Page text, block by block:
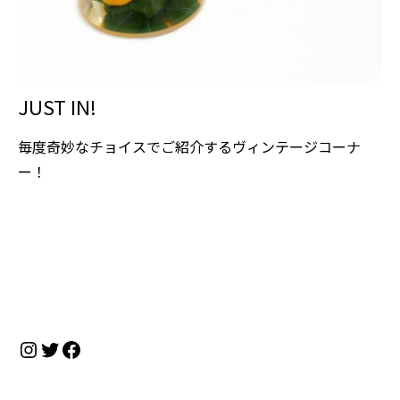
JUST IN!
毎度奇妙なチョイスでご紹介するヴィンテージコーナ
ー！
Instagram
Twitter
Facebook